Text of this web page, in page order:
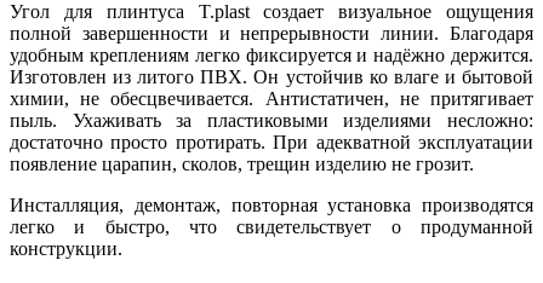
Угол для плинтуса T.рlast создает визуальное ощущения
полной завершенности и непрерывности линии. Благодаря
удобным креплениям легко фиксируется и надёжно держится.
Изготовлен из литого ПВХ. Он устойчив ко влаге и бытовой
химии, не обесцвечивается. Антистатичен, не притягивает
пыль. Ухаживать за пластиковыми изделиями несложно:
достаточно просто протирать. При адекватной эксплуатации
появление царапин, сколов, трещин изделию не грозит.
Инсталляция, демонтаж, повторная установка производятся
легко и быстро, что свидетельствует о продуманной
конструкции.